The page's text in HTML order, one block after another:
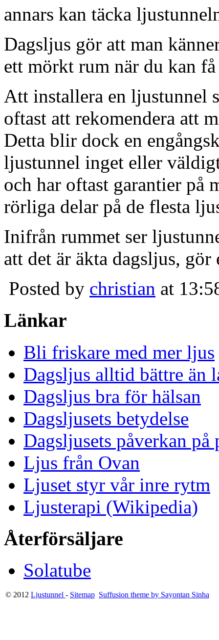
annars kan täcka
Dagsljus gör att man
ett mörkt rum när du kan
Att installera en ljustunnel
oftast att rekomendera att
Detta blir dock en
ljustunnel inget eller
och har oftast garantier på
rörliga delar på de flesta
Inifrån rummet ser
att det är äkta dagsljus,
Posted by christian at
Länkar
Bli friskare med mer ljus
Dagsljus alltid bättre än
Dagsljus bra för hälsan
Dagsljusets betydelse
Dagsljusets påverkan på
Ljus från Ovan
Ljuset styr vår inre rytm
Ljusterapi (Wikipedia)
Återförsäljare
Solatube
© 2012 Ljustunnel - Sitemap Suffusion theme by Sayontan Sinha